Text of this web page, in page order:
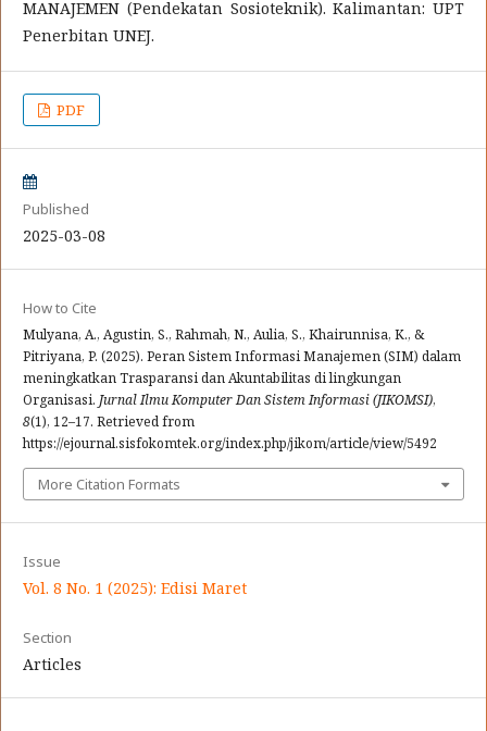
MANAJEMEN (Pendekatan Sosioteknik). Kalimantan: UPT
Penerbitan UNEJ.
PDF
Published
2025-03-08
How to Cite
Mulyana, A., Agustin, S., Rahmah, N., Aulia, S., Khairunnisa, K., &
Pitriyana, P. (2025). Peran Sistem Informasi Manajemen (SIM) dalam
meningkatkan Trasparansi dan Akuntabilitas di lingkungan
Organisasi. Jurnal Ilmu Komputer Dan Sistem Informasi (JIKOMSI),
8(1), 12–17. Retrieved from
https://ejournal.sisfokomtek.org/index.php/jikom/article/view/5492
More Citation Formats
Issue
Vol. 8 No. 1 (2025): Edisi Maret
Section
Articles